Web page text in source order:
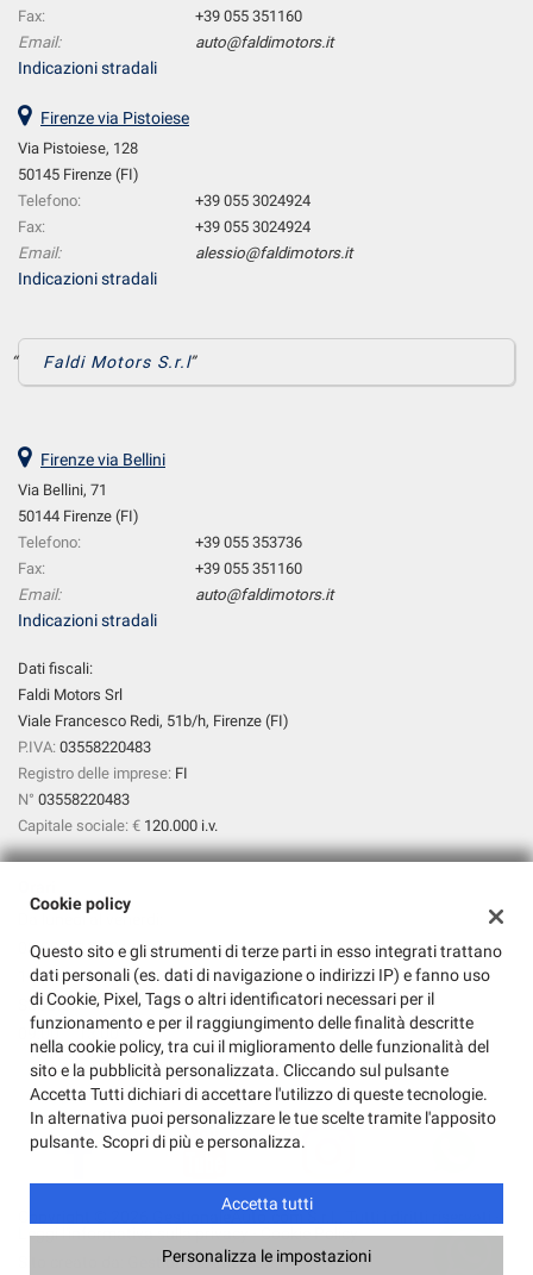
Fax:
+39 055 351160
Email:
auto@faldimotors.it
Indicazioni stradali
Firenze via Pistoiese
Via Pistoiese, 128
50145 Firenze (FI)
Telefono:
+39 055 3024924
Fax:
+39 055 3024924
Email:
alessio@faldimotors.it
Indicazioni stradali
Faldi Motors S.r.l
Firenze via Bellini
Via Bellini, 71
50144 Firenze (FI)
Telefono:
+39 055 353736
Fax:
+39 055 351160
Email:
auto@faldimotors.it
Indicazioni stradali
Dati fiscali:
Faldi Motors Srl
Viale Francesco Redi, 51b/h, Firenze (FI)
P.IVA: 03558220483
Registro delle imprese: FI
N° 03558220483
Capitale sociale: € 120.000 i.v.
Da lunedì al venerdì:
09:00 – 13:00
15:00 – 19:00
Sabato:
09:00 – 13:00
Copyright © 2026 GestionaleAuto.com S.r.l., Tutti i diritti riservati -
Leggi l'informativa sulla privacy-Cookie Policy
GestionaleAuto.com
Cookie policy
Questo sito e gli strumenti di terze parti in esso integrati trattano
dati personali (es. dati di navigazione o indirizzi IP) e fanno uso
di Cookie, Pixel, Tags o altri identificatori necessari per il
funzionamento e per il raggiungimento delle finalità descritte
nella cookie policy, tra cui il miglioramento delle funzionalità del
sito e la pubblicità personalizzata. Cliccando sul pulsante
Accetta Tutti dichiari di accettare l'utilizzo di queste tecnologie.
In alternativa puoi personalizzare le tue scelte tramite l'apposito
pulsante. Scopri di più e personalizza.
Accetta tutti
Personalizza le impostazioni